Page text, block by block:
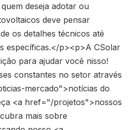
deseja adotar ou
deve pensar
os detalhes técnicos até
específicas.</p><p>A CSolar
para ajudar você nisso!
constantes no setor através
mercado">notícias do
<a href="/projetos">nossos
mais sobre